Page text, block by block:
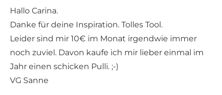
Hallo Carina.
Danke für deine Inspiration. Tolles Tool.
Leider sind mir 10€ im Monat irgendwie immer
noch zuviel. Davon kaufe ich mir lieber einmal im
Jahr einen schicken Pulli. ;-)
VG Sanne